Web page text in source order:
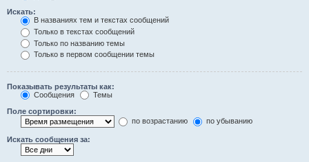
Искать:
В названиях тем и текстах сообщений
Только в текстах сообщений
Только по названию темы
Только в первом сообщении темы
Показывать результаты как:
Сообщения
Темы
Поле сортировки:
по возрастанию
по убыванию
Искать сообщения за: